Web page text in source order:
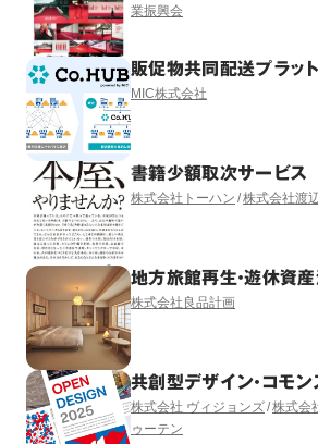
業振興会
販促物共同配送プラッ
MIC株式会社
書籍少額取次サービス
株式会社トーハン 株式会社渡
地方旅館再生・遊休資
株式会社良品計画
共創型デザイン・コモン
株式会社 ヴィジョンズ 株式会
ゥーテン